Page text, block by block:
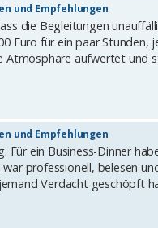
und Empfehlungen
die Begleitungen
Euro für ein paar Stunden,
Atmosphäre aufwertet und
und Empfehlungen
Für ein Business-Dinner
professionell, belesen
Verdacht geschöpft